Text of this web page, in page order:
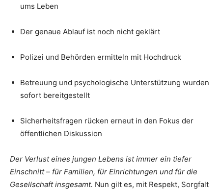
ums Leben
Der genaue Ablauf ist noch nicht geklärt
Polizei und Behörden ermitteln mit Hochdruck
Betreuung und psychologische Unterstützung wurden
sofort bereitgestellt
Sicherheitsfragen rücken erneut in den Fokus der
öffentlichen Diskussion
Der Verlust eines jungen Lebens ist immer ein tiefer
Einschnitt – für Familien, für Einrichtungen und für die
Gesellschaft insgesamt. Nun gilt es, mit Respekt, Sorgfalt